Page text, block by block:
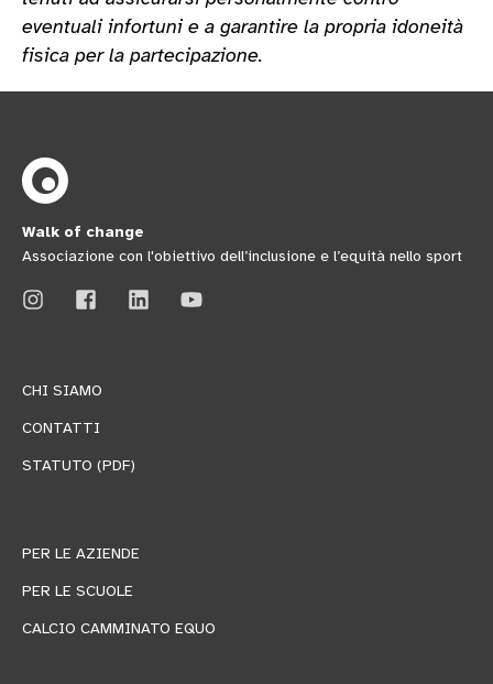
eventuali infortuni e a garantire la propria idoneità
fisica per la partecipazione.
Walk of change
Associazione con l'obiettivo dell’inclusione e l’equità nello sport
CHI SIAMO
CONTATTI
STATUTO (PDF)
PER LE AZIENDE
PER LE SCUOLE
CALCIO CAMMINATO EQUO